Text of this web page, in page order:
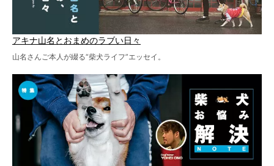
アキナ山名とおまめのラブい日々
山名さんご本人が綴る“柴犬ライフ”エッセイ。